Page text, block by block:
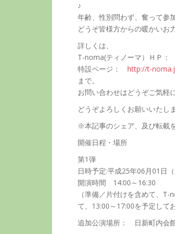
♪
年齢、性別問わず、奮って参
どうぞ皆様方からの暖かいお
詳しくは、
T-noma(ティノーマ）ＨＰ：
特設ページ： http://t-noma.
まで。
お問い合わせはどうぞご気軽
どうぞよろしくお願いいたしま
※本記事のシェア、及び転載
開催日程・場所
第1弾
日時予定:平成25年06月01日（
開演時間 14:00～16:30
（準備／片付けを含めて、
て、13:00～17:00を予定して
追加公演場所： 日新町内会